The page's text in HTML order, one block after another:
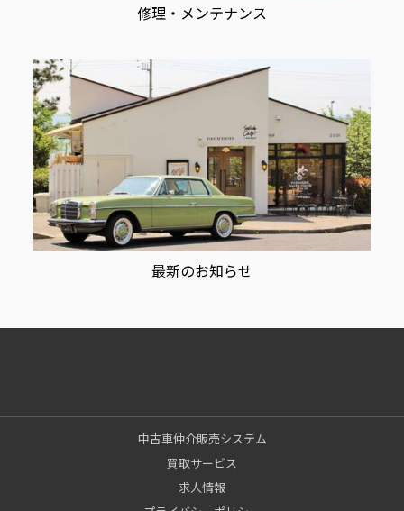
修理・メンテナンス
最新のお知らせ
中古車仲介販売システム
買取サービス
求人情報